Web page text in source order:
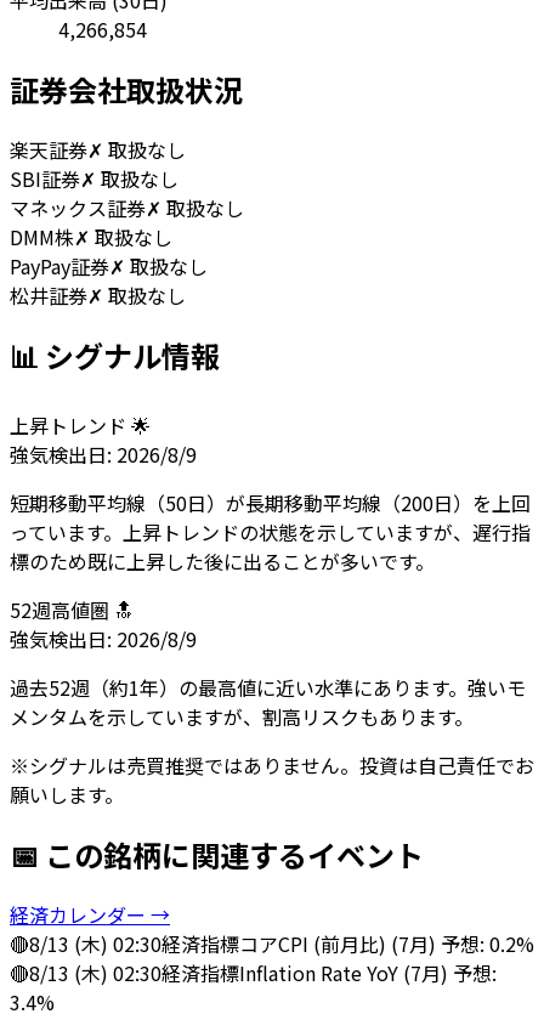
4,266,854
証券会社取扱状況
楽天証券✗ 取扱なし
SBI証券✗ 取扱なし
マネックス証券✗ 取扱なし
DMM株✗ 取扱なし
PayPay証券✗ 取扱なし
松井証券✗ 取扱なし
📊 シグナル情報
上昇トレンド 🌟
強気検出日: 2026/8/9
短期移動平均線（50日）が長期移動平均線（200日）を上回
っています。上昇トレンドの状態を示していますが、遅行指
標のため既に上昇した後に出ることが多いです。
52週高値圏 🔝
強気検出日: 2026/8/9
過去52週（約1年）の最高値に近い水準にあります。強いモ
メンタムを示していますが、割高リスクもあります。
※シグナルは売買推奨ではありません。投資は自己責任でお
願いします。
📅 この銘柄に関連するイベント
経済カレンダー →
🔴8/13 (木) 02:30経済指標コアCPI (前月比) (7月) 予想: 0.2%
🔴8/13 (木) 02:30経済指標Inflation Rate YoY (7月) 予想:
3.4%